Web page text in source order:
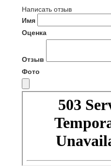
Написать отзыв
Имя
Оценка
Отзыв
Фото